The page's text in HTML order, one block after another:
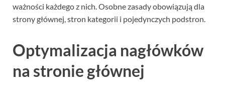
ważności każdego z nich. Osobne zasady obowiązują dla
strony głównej, stron kategorii i pojedynczych podstron.
Optymalizacja nagłówków
na stronie głównej